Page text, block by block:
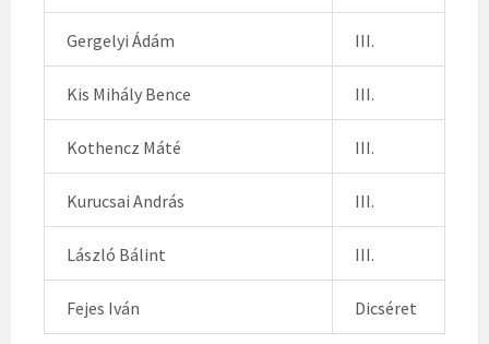
Gergelyi Ádám III.
Kis Mihály Bence III.
Kothencz Máté III.
Kurucsai András III.
László Bálint III.
Fejes Iván Dicséret